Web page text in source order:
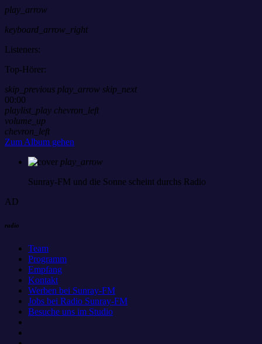
play_arrow
keyboard_arrow_right
Listeners:
Top-Hörer:
skip_previous play_arrow skip_next
00:00
playlist_play chevron_left
volume_up
chevron_left
Zum Album gehen
play_arrow
Sunray-FM und die Sonne scheint durchs Radio
AD
radio
Team
Programm
Empfang
Kontakt
Werben bei Sunray-FM
Jobs bei Radio Sunray-FM
Besuche uns im Studio